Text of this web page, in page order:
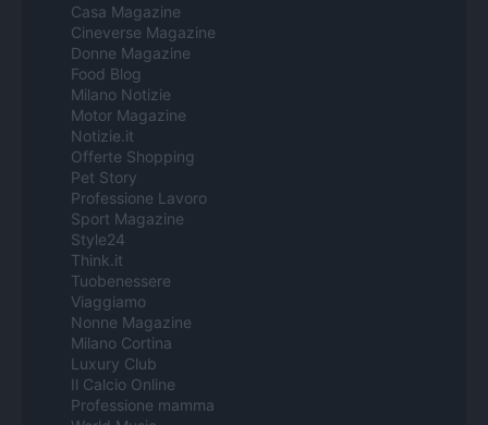
Casa Magazine
Cineverse Magazine
Donne Magazine
Food Blog
Milano Notizie
Motor Magazine
Notizie.it
Offerte Shopping
Pet Story
Professione Lavoro
Sport Magazine
Style24
Think.it
Tuobenessere
Viaggiamo
Nonne Magazine
Milano Cortina
Luxury Club
Il Calcio Online
Professione mamma